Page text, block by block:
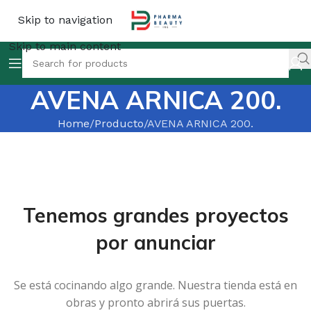
Skip to navigation
Skip to main content
AVENA ARNICA 200.
Home Producto AVENA ARNICA 200.
Tenemos grandes proyectos
por anunciar
Se está cocinando algo grande. Nuestra tienda está en
obras y pronto abrirá sus puertas.